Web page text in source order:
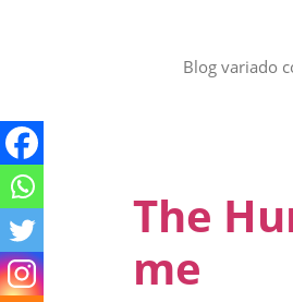
Blog variado
The
me